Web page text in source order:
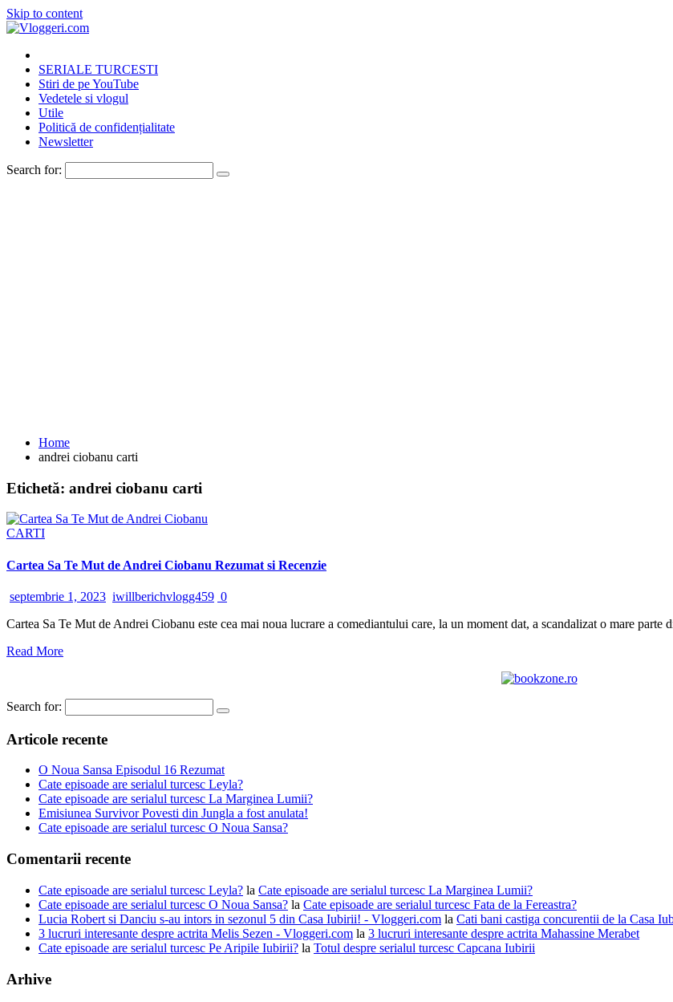
Skip to content
SERIALE TURCESTI
Stiri de pe YouTube
Vedetele si vlogul
Utile
Politică de confidențialitate
Newsletter
Search for:
Home
andrei ciobanu carti
Etichetă: andrei ciobanu carti
CARTI
Cartea Sa Te Mut de Andrei Ciobanu Rezumat si Recenzie
septembrie 1, 2023 iwillberichvlogg459 0
Cartea Sa Te Mut de Andrei Ciobanu este cea mai noua lucrare a comediantului care, la un moment dat, a scandalizat o mare
Read More
Search for:
Articole recente
O Noua Sansa Episodul 16 Rezumat
Cate episoade are serialul turcesc Leyla?
Cate episoade are serialul turcesc La Marginea Lumii?
Emisiunea Survivor Povesti din Jungla a fost anulata!
Cate episoade are serialul turcesc O Noua Sansa?
Comentarii recente
Cate episoade are serialul turcesc Leyla? la Cate episoade are serialul turcesc La Marginea Lumii?
Cate episoade are serialul turcesc O Noua Sansa? la Cate episoade are serialul turcesc Fata de la Fereastra?
Lucia Robert si Danciu s-au intors in sezonul 5 din Casa Iubirii! - Vloggeri.com la Cati bani castiga concurentii de la Casa
3 lucruri interesante despre actrita Melis Sezen - Vloggeri.com la 3 lucruri interesante despre actrita Mahassine Merabet
Cate episoade are serialul turcesc Pe Aripile Iubirii? la Totul despre serialul turcesc Capcana Iubirii
Arhive